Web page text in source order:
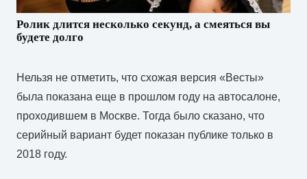
Ролик длится несколько секунд, а смеяться вы
будете долго
Нельзя не отметить, что схожая версия «Весты»
была показана еще в прошлом году на автосалоне,
проходившем в Москве. Тогда было сказано, что
серийный вариант будет показан публике только в
2018 году.